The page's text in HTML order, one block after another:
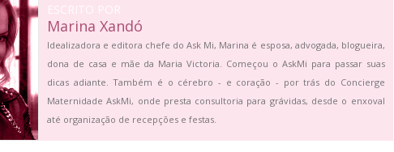
ESCRITO POR
Marina Xandó
Idealizadora e editora chefe do Ask Mi, Marina é esposa, advogada, blogueira,
dona de casa e mãe da Maria Victoria. Começou o AskMi para passar suas
dicas adiante. Também é o cérebro - e coração - por trás do Concierge
Maternidade AskMi, onde presta consultoria para grávidas, desde o enxoval
até organização de recepções e festas.